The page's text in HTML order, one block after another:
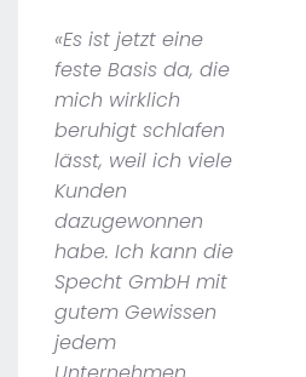
«Es ist jetzt eine
feste Basis da, die
mich wirklich
beruhigt schlafen
lässt, weil ich viele
Kunden
dazugewonnen
habe. Ich kann die
Specht GmbH mit
gutem Gewissen
jedem